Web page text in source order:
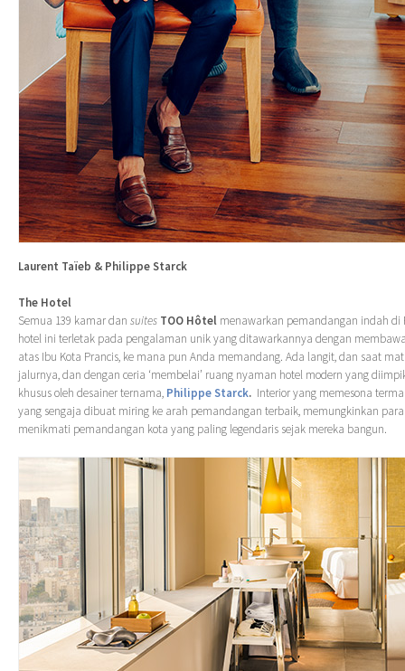
Laurent Taïeb & Philippe Starck
The Hotel
Semua 139 kamar dan suites TOO Hôtel menawarkan pemandangan indah di
hotel ini terletak pada pengalaman unik yang ditawarkannya dengan
atas Ibu Kota Prancis, ke mana pun Anda memandang. Ada langit, dan saat
jalurnya, dan dengan ceria ‘membelai’ ruang nyaman hotel modern yang
khusus oleh desainer ternama, Philippe Starck. Interior yang memesona
yang sengaja dibuat miring ke arah pemandangan terbaik, memungkinkan
menikmati pemandangan kota yang paling legendaris sejak mereka bangun.